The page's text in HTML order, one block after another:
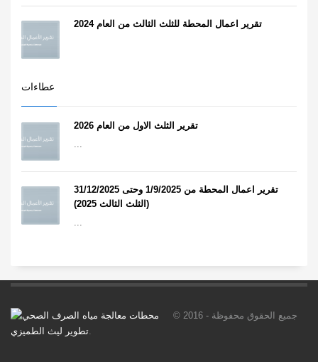
تقرير اعمال المحطة للثلث الثالث من العام 2024
عطاءات
تقرير الثلث الاول من العام 2026
تقرير اعمال المحطة من 1/9/2025 وحتى 31/12/2025
(الثلث الثالث 2025)
© 2016 جميع الحقوق محفوظة -
تطوير ليث الطميزي